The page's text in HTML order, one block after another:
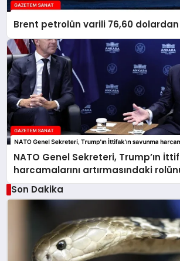
Brent petrolün varili 76,60
NATO Genel Sekreteri, Trump’ın
harcamalarını artırmasındaki
Son Dakika